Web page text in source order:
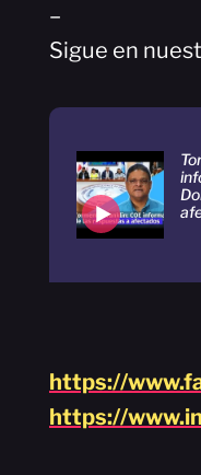
–
Sigue en
https://
https://